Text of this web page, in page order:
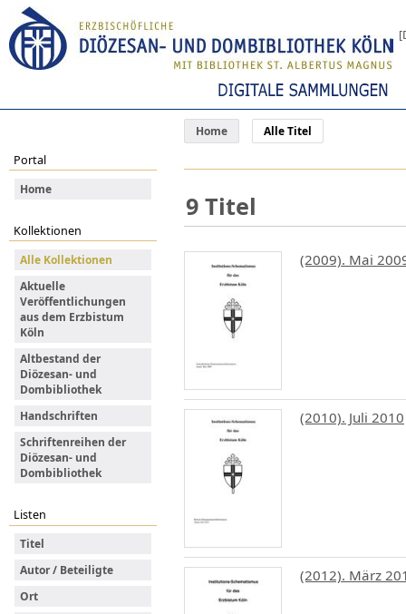
Home Alle Titel
Portal
Home
Kollektionen
Alle Kollektionen
Aktuelle
Veröffentlichungen
aus dem Erzbistum
Köln
Altbestand der
Diözesan- und
Dombibliothek
Handschriften
Schriftenreihen der
Diözesan- und
Dombibliothek
Listen
Titel
Autor / Beteiligte
Ort
9 Titel
(2009). Mai
(2010). Juli 2010
(2012). März